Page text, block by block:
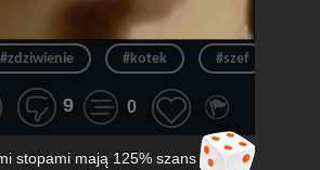
#zdziwienie #kotek #szef
9 0
stopami mają 125% szans